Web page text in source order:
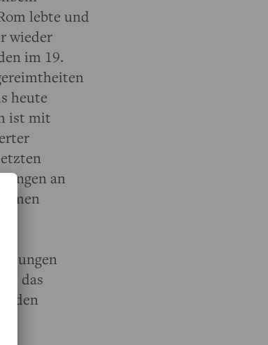
lebte und
wieder
im 19.
heute
ist mit
an
das